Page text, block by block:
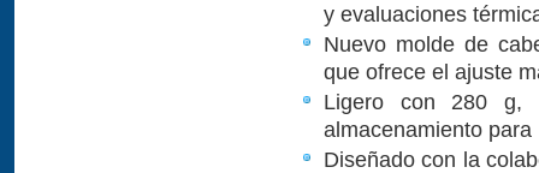
y evaluaciones
Nuevo molde de
que ofrece el ajuste
Ligero con 280 g,
almacenamiento para
Diseñado con la